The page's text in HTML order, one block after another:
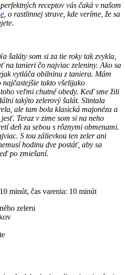
receptov vás čaká v našom
, o rastlinnej strave, kde veríme, že sa
šaláty som si za tie roky tak zvykla,
na tanieri čo najviac zeleniny. Ako sa
vytláča obilninu z taniera. Mám
takto všelijako
veľmi chutné obedy. Keď sme žili
takýto zelerový šalát. Slintala
ale tam bola klasická majonéza a
Teraz v zime som si na neho
deň za sebou s rôznymi obmenami.
S tou zálievkou ten zeler ani
hodinu dve postáť, aby sa
po zmiešaní.
minút, čas varenia: 10 minút
zeleru